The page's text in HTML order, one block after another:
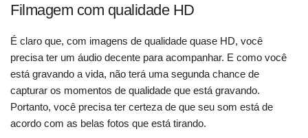
Filmagem com qualidade HD
É claro que, com imagens de qualidade quase HD, você
precisa ter um áudio decente para acompanhar. E como você
está gravando a vida, não terá uma segunda chance de
capturar os momentos de qualidade que está gravando.
Portanto, você precisa ter certeza de que seu som está de
acordo com as belas fotos que está tirando.